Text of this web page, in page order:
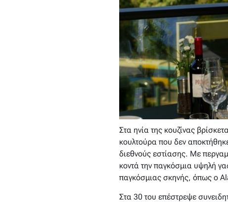
Στα ηνία της κουζίνας
κουλτούρα που δεν
διεθνούς εστίασης. Με
κοντά την παγκόσμια υψηλή
παγκόσμιας σκηνής, όπως ο
Στα 30 του επέστρεψε